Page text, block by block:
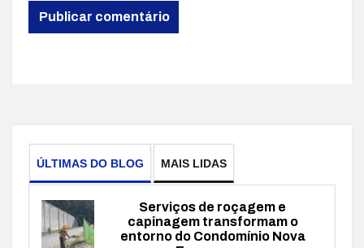
ÚLTIMAS DO BLOG MAIS LIDAS
Serviços de roçagem e
capinagem transformam o
entorno do Condomínio Nova